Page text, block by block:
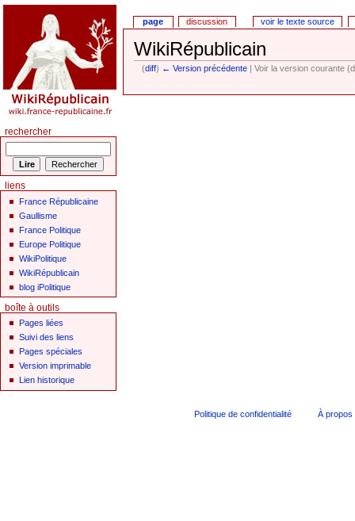
WikiRépublicain
(diff) ← Version précédente | Voir la version courante
page discussion voir le texte source
rechercher
liens
France Républicaine
Gaullisme
France Politique
Europe Politique
WikiPolitique
WikiRépublicain
blog iPolitique
boîte à outils
Pages liées
Suivi des liens
Pages spéciales
Version imprimable
Lien historique
Politique de confidentialité À propos